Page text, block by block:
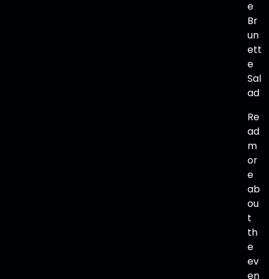
e
Br
un
ett
e
Sal
ad
Re
ad
m
or
e
ab
ou
t
th
e
ev
en